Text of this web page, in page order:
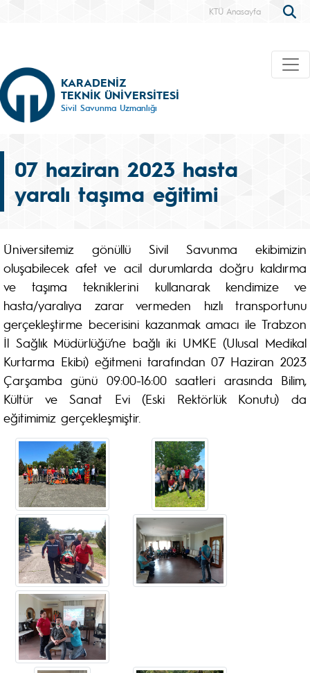
KTÜ Anasayfa
KARADENİZ
TEKNİK ÜNİVERSİTESİ
Sivil Savunma Uzmanlığı
07 haziran 2023 hasta
yaralı taşıma eğitimi
Üniversitemiz gönüllü Sivil Savunma ekibimizin
oluşabilecek afet ve acil durumlarda doğru kaldırma
ve taşıma tekniklerini kullanarak kendimize ve
hasta/yaralıya zarar vermeden hızlı transportunu
gerçekleştirme becerisini kazanmak amacı ile Trabzon
İl Sağlık Müdürlüğü’ne bağlı iki UMKE (Ulusal Medikal
Kurtarma Ekibi) eğitmeni tarafından 07 Haziran 2023
Çarşamba günü 09:00-16:00 saatleri arasında Bilim,
Kültür ve Sanat Evi (Eski Rektörlük Konutu) da
eğitimimiz gerçekleşmiştir.